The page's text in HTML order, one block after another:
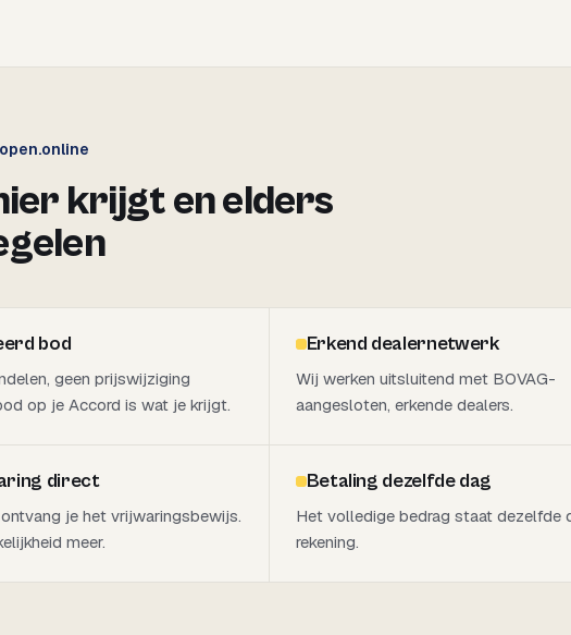
krijgt en elders
bod
geen prijswijziging
op je Accord is wat je krijgt.
Erkend dealernetwerk
Wij werken uitsluitend met BOVAG-
aangesloten, erkende dealers.
direct
je het vrijwaringsbewijs.
meer.
Betaling dezelfde dag
Het volledige bedrag staat dezelfde
rekening.